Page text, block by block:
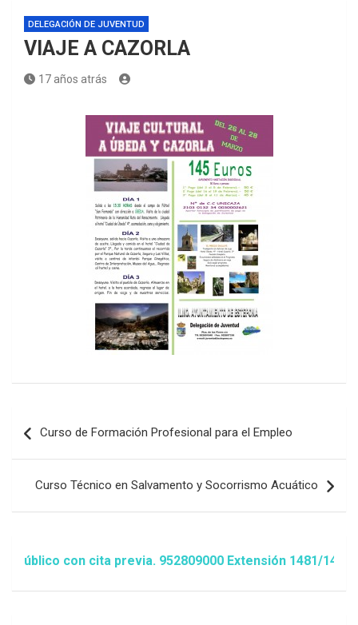
DELEGACIÓN DE JUVENTUD
VIAJE A CAZORLA
17 años atrás
de
Curso de Formación Profesional para el Empleo
Curso Técnico en Salvamento y Socorrismo Acuático
con cita previa. 952809000 Extensión 1481/1486 ó